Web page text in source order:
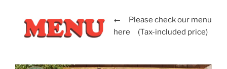
← Please check our menu
here (Tax-included price)